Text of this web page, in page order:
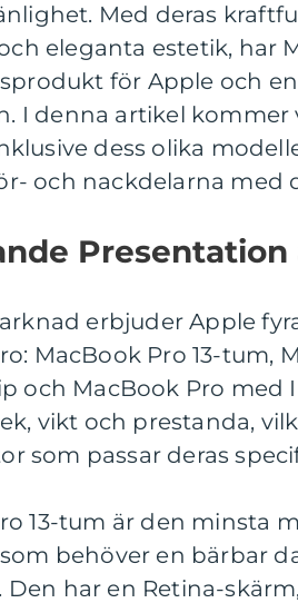
Med deras
eleganta estetik, har
för Apple och
I denna artikel
dess olika
och nackdelarna med
Presentation
erbjuder Apple
MacBook Pro 13-tum,
och MacBook Pro med
vikt och prestanda,
som passar deras
13-tum är den minsta
behöver en bärbar
har en Retina-